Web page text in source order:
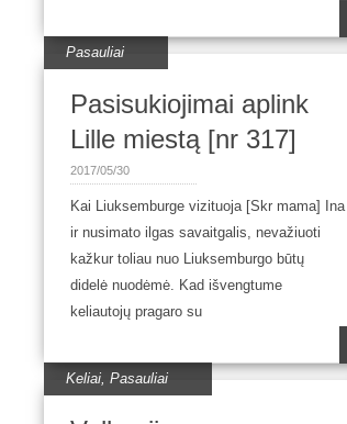
Pasauliai
Pasisukiojimai aplink
Lille miestą [nr 317]
2017/05/30
Κai Liuksemburge vizituoja [Skr mama] Ina
ir nusimato ilgas savaitgalis, nevažiuoti
kažkur toliau nuo Liuksemburgo būtų
didelė nuodėmė. Kad išvengtume
keliautojų pragaro su
Keliai,Pasauliai